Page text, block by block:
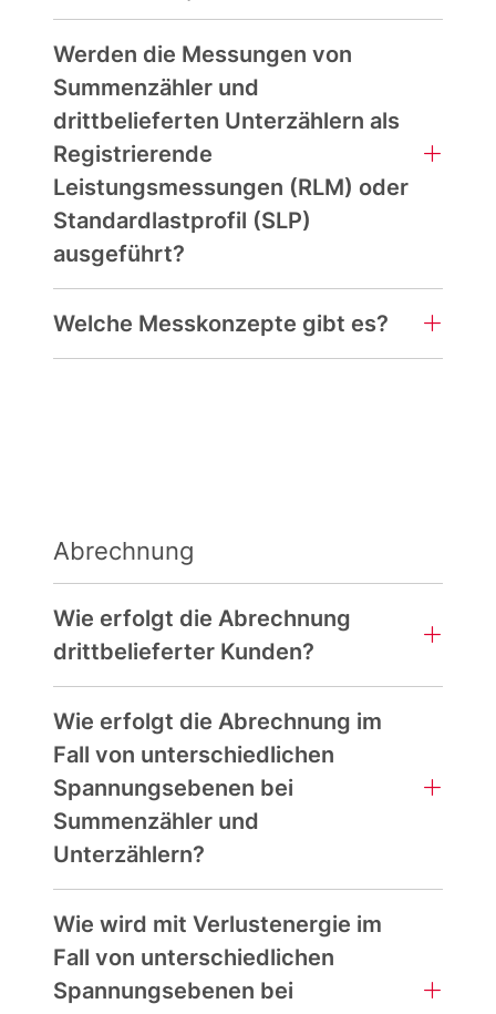
Werden die Messungen von
Summenzähler und
drittbelieferten Unterzählern als
Registrierende
Leistungsmessungen (RLM) oder
Standardlastprofil (SLP)
ausgeführt?
Welche Messkonzepte gibt es?
Abrechnung
Wie erfolgt die Abrechnung
drittbelieferter Kunden?
Wie erfolgt die Abrechnung im
Fall von unterschiedlichen
Spannungsebenen bei
Summenzähler und
Unterzählern?
Wie wird mit Verlustenergie im
Fall von unterschiedlichen
Spannungsebenen bei